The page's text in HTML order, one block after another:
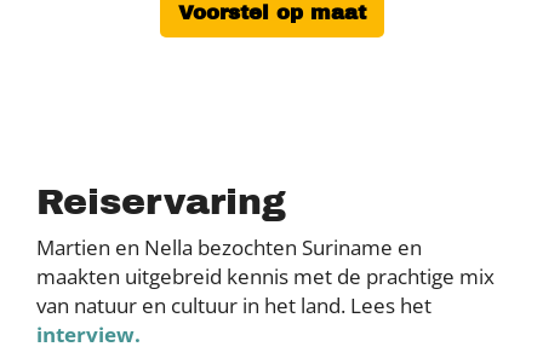
Voorstel op maat
Reiservaring
Martien en Nella bezochten Suriname en
maakten uitgebreid kennis met de prachtige mix
van natuur en cultuur in het land. Lees het
interview.